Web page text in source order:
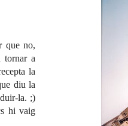
que no,
tornar a
la
diu la
la. ;)
hi vaig